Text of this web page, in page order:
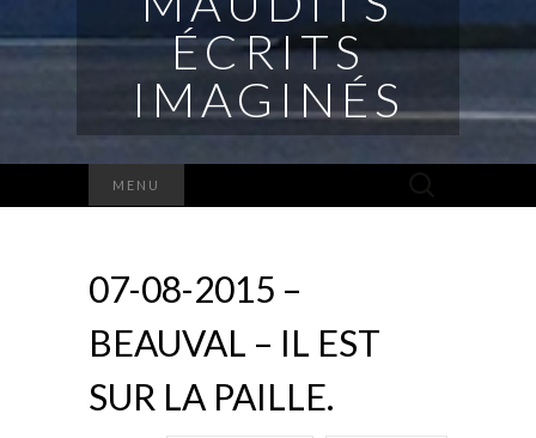
ÉCRITS
IMAGINÉS
MENU
07-08-2015 –
BEAUVAL – IL EST
SUR LA PAILLE.